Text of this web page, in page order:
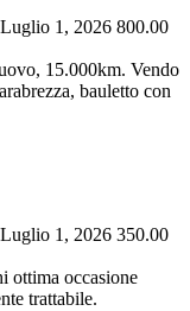
Luglio 1, 2026 800.00
15.000km. Vendo
bauletto con
Luglio 1, 2026 350.00
ottima occasione
trattabile.